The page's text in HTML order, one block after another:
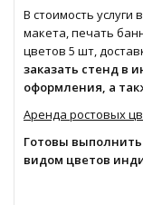
В стоимость услуги
макета, печать
цветов 5 шт,
заказать стенд в
оформления, а
Аренда ростовых
Готовы
видом цветов